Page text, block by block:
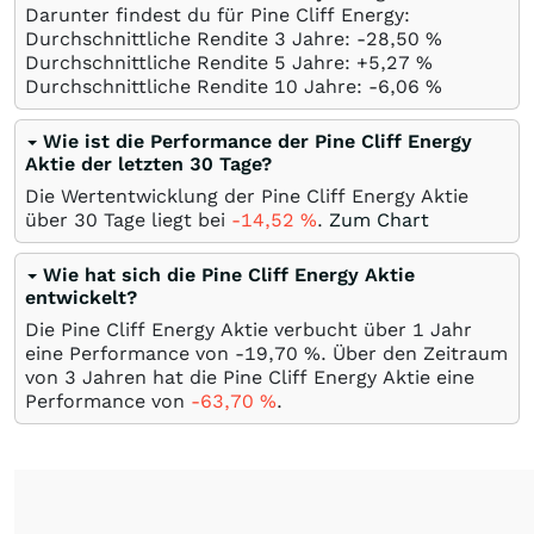
Darunter findest du für Pine Cliff Energy:
Durchschnittliche Rendite 3 Jahre: -28,50 %
Durchschnittliche Rendite 5 Jahre: +5,27 %
Durchschnittliche Rendite 10 Jahre: -6,06 %
Wie ist die Performance der Pine Cliff Energy
Aktie der letzten 30 Tage?
Die Wertentwicklung der Pine Cliff Energy Aktie
über 30 Tage liegt bei -14,52 %. Zum Chart
Wie hat sich die Pine Cliff Energy Aktie
entwickelt?
Die Pine Cliff Energy Aktie verbucht über 1 Jahr
eine Performance von -19,70 %. Über den Zeitraum
von 3 Jahren hat die Pine Cliff Energy Aktie eine
Performance von -63,70 %.